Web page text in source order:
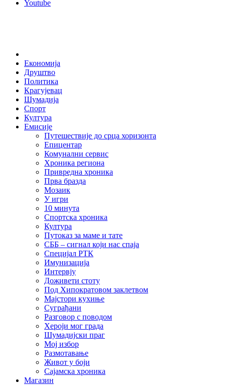
Youtube
Економија
Друштво
Политика
Крагујевац
Шумадија
Спорт
Култура
Емисије
Путешествије до срца хоризонта
Епицентар
Комунални сервис
Хроника региона
Привредна хроника
Прва бразда
Мозаик
У игри
10 минута
Спортска хроника
Култура
Путоказ за маме и тате
СББ – сигнал који нас спаја
Специјал РТК
Имунизација
Интервју
Доживети стоту
Под Хипократовом заклетвом
Мајстори кухиње
Суграђани
Разговор с поводом
Хероји мог града
Шумадијски праг
Мој избор
Размотавање
Живот у боји
Сајамска хроника
Магазин